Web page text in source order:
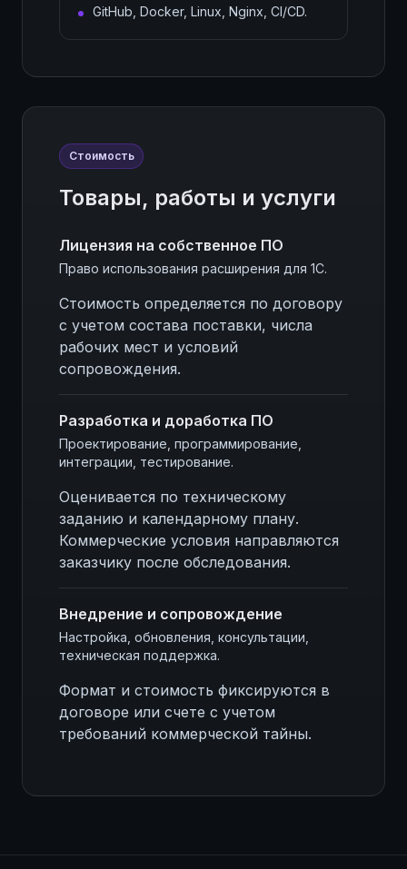
GitHub, Docker, Linux, Nginx, CI/CD.
Стоимость
Товары, работы и услуги
Лицензия на собственное ПО
Право использования расширения для 1С.
Стоимость определяется по договору
с учетом состава поставки, числа
рабочих мест и условий
сопровождения.
Разработка и доработка ПО
Проектирование, программирование,
интеграции, тестирование.
Оценивается по техническому
заданию и календарному плану.
Коммерческие условия направляются
заказчику после обследования.
Внедрение и сопровождение
Настройка, обновления, консультации,
техническая поддержка.
Формат и стоимость фиксируются в
договоре или счете с учетом
требований коммерческой тайны.